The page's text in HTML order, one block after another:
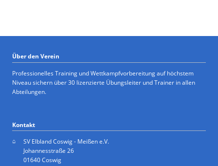
Über den Verein
Professionelles Training und Wettkampfvorbereitung auf höchstem
Niveau sichern über 30 lizenzierte Übungsleiter und Trainer in allen
Abteilungen.
Kontakt
SV Elbland Coswig - Meißen e.V.
Johannesstraße 26
01640 Coswig